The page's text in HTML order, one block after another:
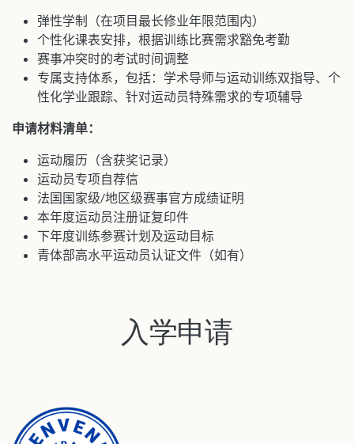
弹性学制（在项目最长修业年限范围内）
个性化课表安排，根据训练比赛需求豁免考勤
赛事冲突时的考试时间调整
专属支持体系，包括：学术导师与运动训练双指导、个
性化学业跟踪、针对运动员特殊需求的专项辅导
申请材料清单：
运动履历（含获奖记录）
运动员专项自荐信
法国国家级/地区级赛事官方成绩证明
本年度运动员注册证复印件
下年度训练参赛计划及运动目标
青体部高水平运动员认证文件（如有）
入学申请